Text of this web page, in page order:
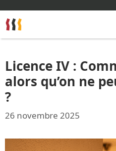
au
contenu
Licence IV :
alors qu’on ne
?
26 novembre 2025